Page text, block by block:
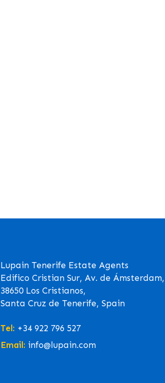
Lupain Tenerife Estate Agents
Edifico Cristian Sur, Av. de
38650 Los Cristianos,
Santa Cruz de Tenerife, Spain
Tel: +34 922 796 527
Email: info@lupain.com